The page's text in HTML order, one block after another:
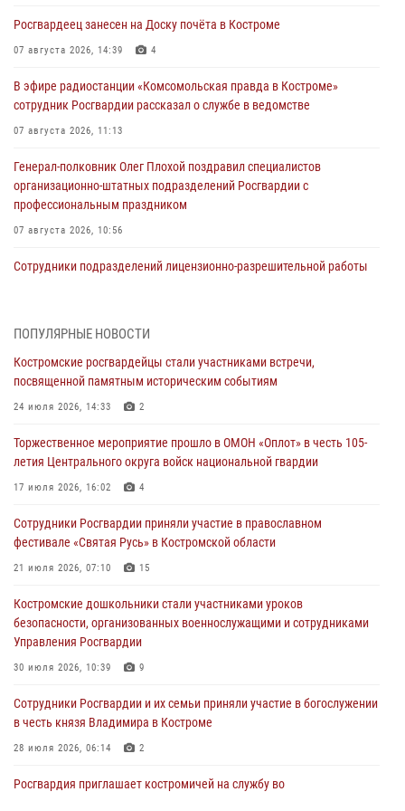
Росгвардеец занесен на Доску почёта в Костроме
07 августа 2026, 14:39 4
В эфире радиостанции «Комсомольская правда в Костроме»
сотрудник Росгвардии рассказал о службе в ведомстве
07 августа 2026, 11:13
Генерал-полковник Олег Плохой поздравил специалистов
организационно-штатных подразделений Росгвардии с
профессиональным праздником
07 августа 2026, 10:56
Сотрудники подразделений лицензионно-разрешительной работы
06 августа 2026, 07:50
В Костромской области продолжается проведение акции «Каникулы
с Росгвардией»
05 августа 2026, 12:04
В Росгвардии по Костромской области проходят мероприятия,
посвященные 108-й годовщине со дня рождения генерала армии
Ивана Кирилловича Яковлева
Состоялась рабочая встреча директора Росгвардии Героя России
генерала армии Виктора Золотова с заместителем полномочного
Кавказском федеральном округе Виталием Кузнецовым
31 июля 2026, 07:08 4
Росгвардейцы знакомят костромичей со службой в ведомстве
ПОПУЛЯРНЫЕ НОВОСТИ
Костромские росгвардейцы стали участниками встречи,
посвященной памятным историческим событиям
24 июля 2026, 14:33 2
Торжественное мероприятие прошло в ОМОН «Оплот» в честь 105-
летия Центрального округа войск национальной гвардии
17 июля 2026, 16:02 4
Сотрудники Росгвардии приняли участие в православном
фестивале «Святая Русь» в Костромской области
21 июля 2026, 07:10 15
Костромские дошкольники стали участниками уроков
безопасности, организованных военнослужащими и сотрудниками
Управления Росгвардии
30 июля 2026, 10:39 9
Cотрудники Росгвардии и их семьи приняли участие в богослужении
в честь князя Владимира в Костроме
28 июля 2026, 06:14 2
Росгвардия приглашает костромичей на службу во